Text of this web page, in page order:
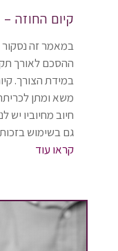
קיום החוזה –
במאמר זה נסקור
ההסכם לאורך
במידת הצורך.
משא ומתן
חיוב מחיוביו יש
גם בשימוש
קראו עוד